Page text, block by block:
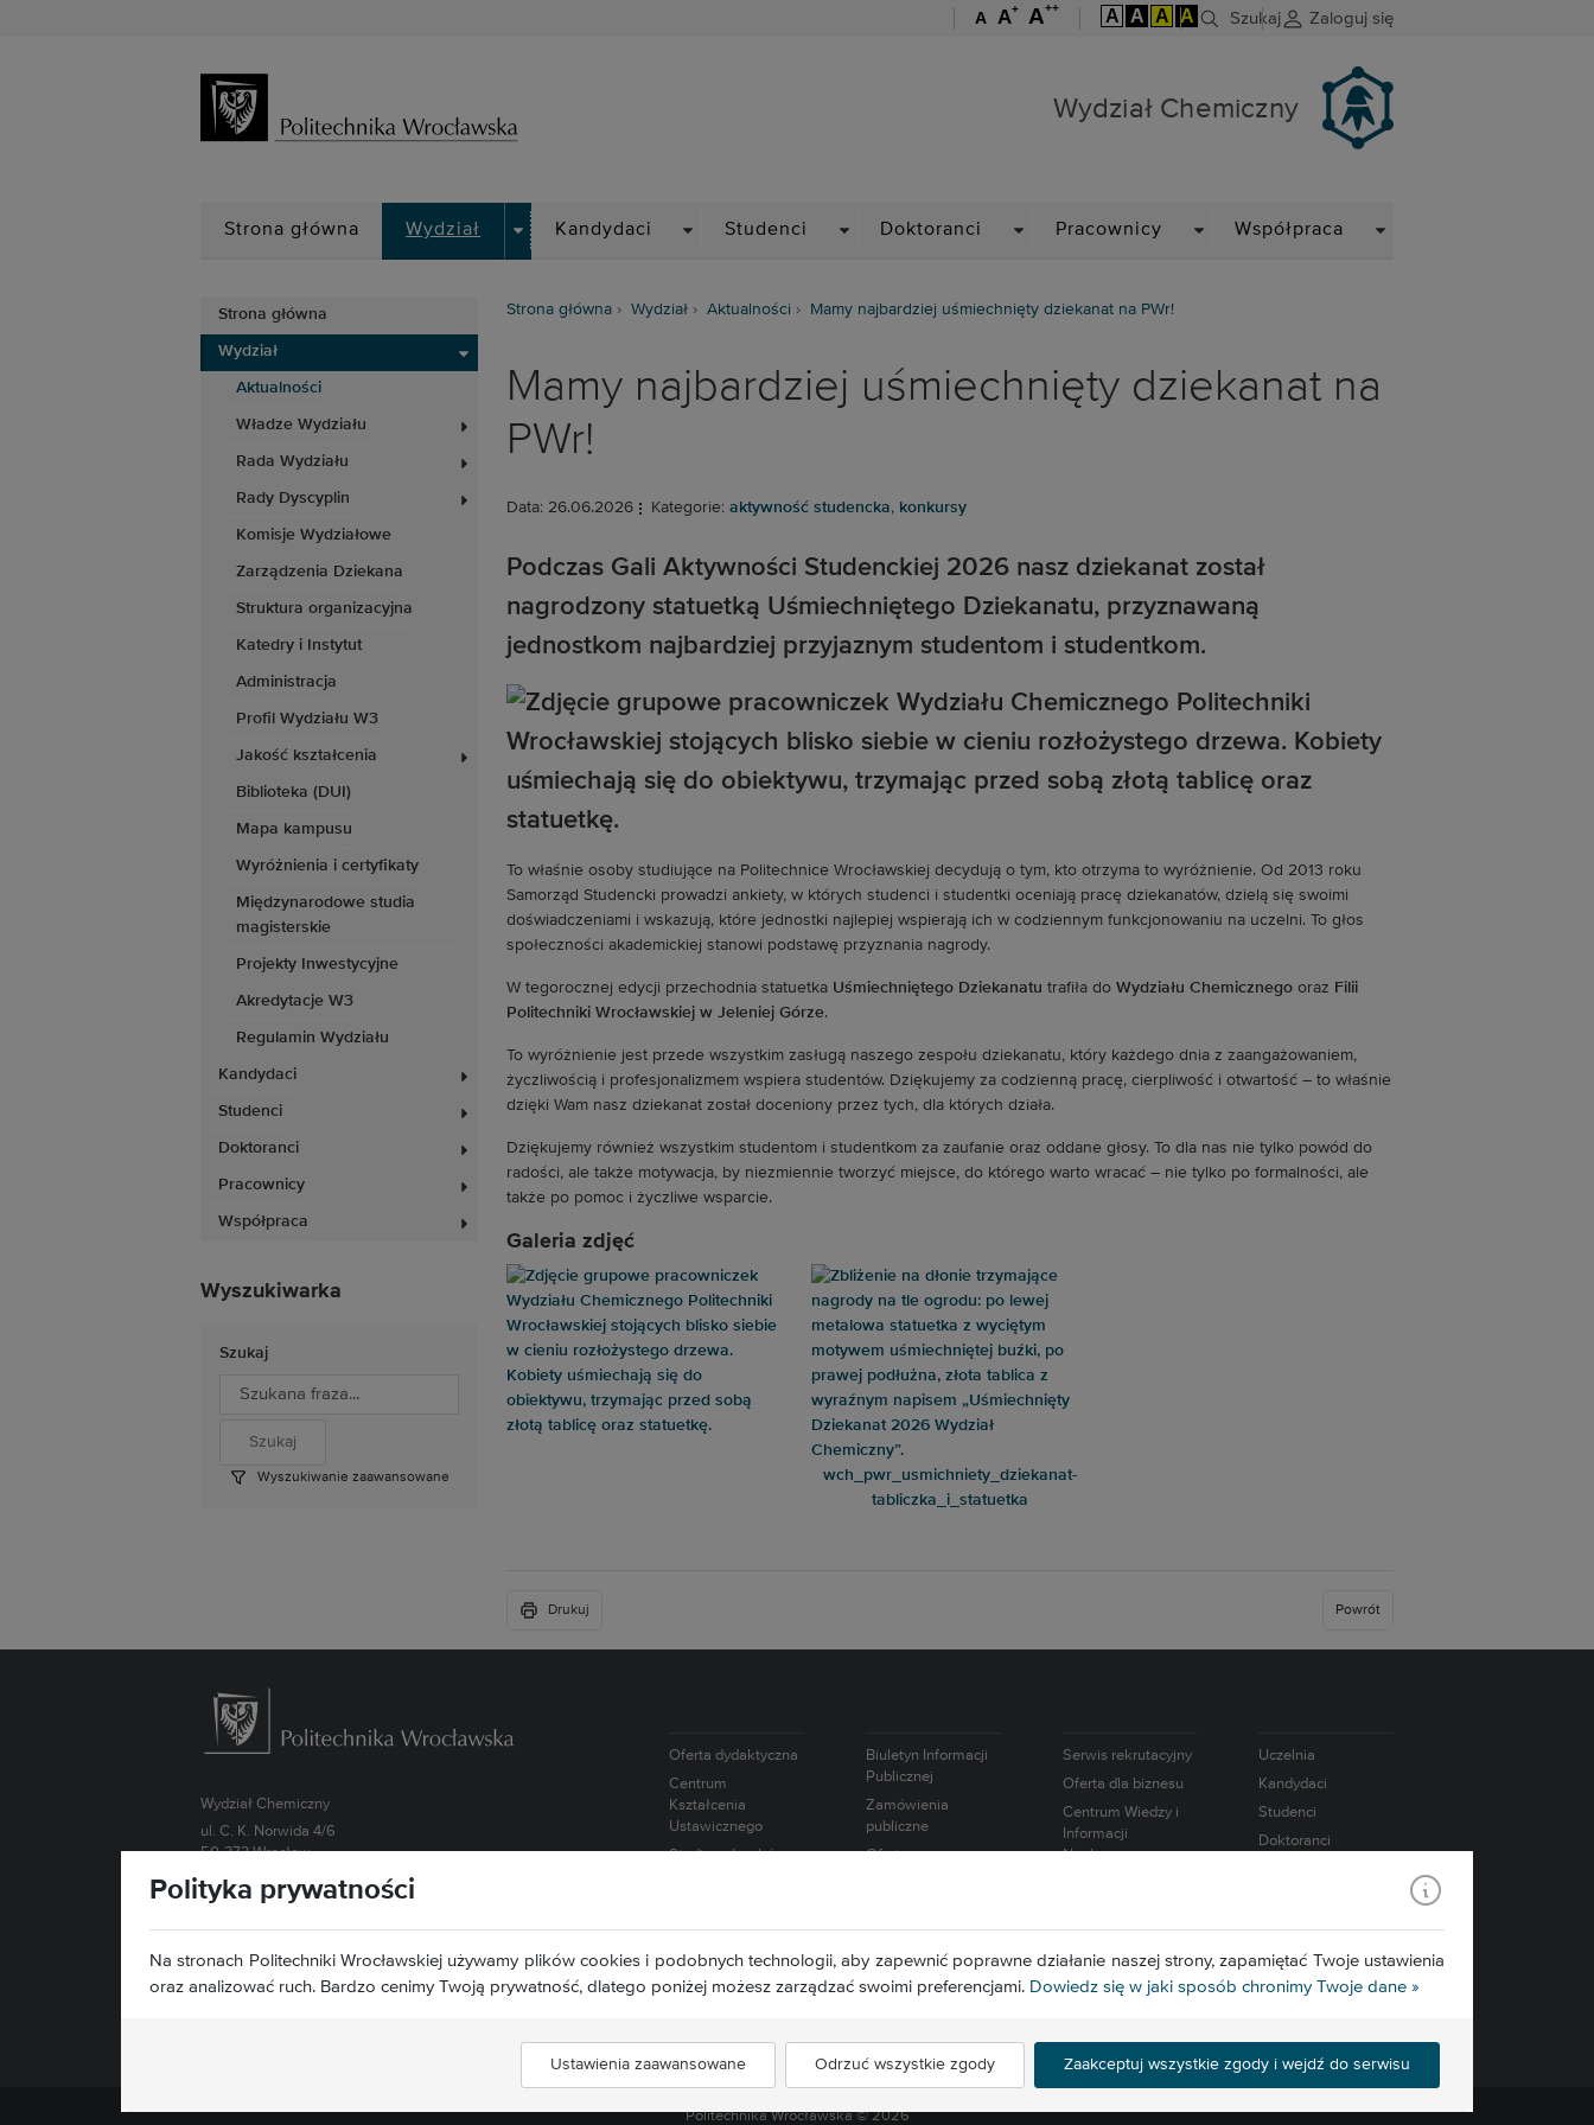
A A+ A++ A A A A Szukaj Zaloguj się
Wydział Chemiczny
Strona główna Wydział
DROPDOWN
Kandydaci Studenci Doktoranci Pracownicy Współpraca
Strona główna
Wydział
Aktualności
Władze Wydziału
Rada Wydziału
Rady Dyscyplin
Komisje Wydziałowe
Zarządzenia Dziekana
Struktura organizacyjna
Katedry i Instytut
Administracja
Profil Wydziału W3
Jakość kształcenia
Biblioteka (DUI)
Mapa kampusu
Wyróżnienia i certyfikaty
Międzynarodowe studia
magisterskie
Projekty Inwestycyjne
Akredytacje W3
Regulamin Wydziału
Kandydaci
Studenci
Doktoranci
Pracownicy
Współpraca
Wyszukiwarka
Szukaj
Wyszukiwanie zaawansowane
Strona główna Wydział Aktualności Mamy najbardziej uśmiechnięty dziekanat na PWr!
Mamy najbardziej uśmiechnięty dziekanat na
PWr!
Data: 26.06.2026 Kategorie: aktywność studencka, konkursy
Podczas Gali Aktywności Studenckiej 2026 nasz dziekanat został
nagrodzony statuetką Uśmiechniętego Dziekanatu, przyznawaną
jednostkom najbardziej przyjaznym studentom i studentkom.
To właśnie osoby studiujące na Politechnice Wrocławskiej decydują o tym, kto otrzyma to wyróżnienie. Od 2013 roku
Samorząd Studencki prowadzi ankiety, w których studenci i studentki oceniają pracę dziekanatów, dzielą się swoimi
doświadczeniami i wskazują, które jednostki najlepiej wspierają ich w codziennym funkcjonowaniu na uczelni. To głos
społeczności akademickiej stanowi podstawę przyznania nagrody.
W tegorocznej edycji przechodnia statuetka Uśmiechniętego Dziekanatu trafiła do Wydziału Chemicznegooraz Filii
Politechniki Wrocławskiej w Jeleniej Górze.
To wyróżnienie jest przede wszystkim zasługą naszego zespołu dziekanatu, który każdego dnia z zaangażowaniem,
życzliwością i profesjonalizmem wspiera studentów. Dziękujemy za codzienną pracę, cierpliwość i otwartość – to właśnie
dzięki Wam nasz dziekanat został doceniony przez tych, dla których działa.
Dziękujemy również wszystkim studentom i studentkom za zaufanie oraz oddane głosy. To dla nas nie tylko powód do
radości, ale także motywacja, by niezmiennie tworzyć miejsce, do którego warto wracać – nie tylko po formalności, ale
także po pomoc i życzliwe wsparcie.
Galeria zdjęć
wch_pwr_usmichniety_dziekanat-
tabliczka_i_statuetka
Drukuj Powrót
Wydział Chemiczny
ul. C. K. Norwida 4/6
50-373 Wrocław
Kontakt »
Oferta dydaktyczna
Centrum
Kształcenia
Ustawicznego
Studium Języków
Humanistycznych i
Wychowania
Biuletyn Informacji
Publicznej
Zamówienia
publiczne
Oferty pracy
Naukowca
Serwis rekrutacyjny
Oferta dla biznesu
Centrum Wiedzy i
Informacji
Naukowo-
międzynarodowa
Konsorcjum IATI
Edukacja.CL
Uczelnia
Kandydaci
Studenci
Doktoranci
Badania
Media
Politechnika Wrocławska ©2026
Polityka prywatności
Na stronach Politechniki Wrocławskiej używamy plików cookies i podobnych technologii, aby zapewnić poprawne działanie naszej strony, zapamiętać Twoje ustawienia
oraz analizować ruch. Bardzo cenimy Twoją prywatność, dlatego poniżej możesz zarządzać swoimi preferencjami. Dowiedz się w jaki sposób chronimy Twoje dane »
Ustawienia zaawansowane Odrzuć wszystkie zgody Zaakceptuj wszystkie zgody i wejdź do serwisu